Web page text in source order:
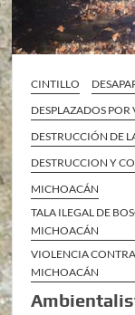
CINTILLO
DESPLAZADOS
DESTRUCCIÓN DE
DESTRUCCION Y
MICHOACÁN
TALA ILEGAL DE
MICHOACÁN
VIOLENCIA
MICHOACÁN